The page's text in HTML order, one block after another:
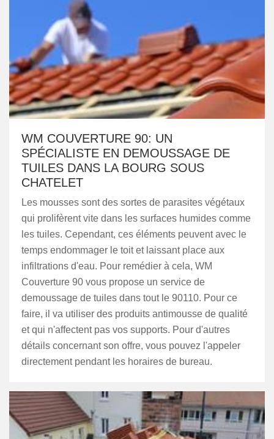
WM COUVERTURE 90: UN
SPÉCIALISTE EN DEMOUSSAGE DE
TUILES DANS LA BOURG SOUS
CHATELET
Les mousses sont des sortes de parasites végétaux
qui prolifèrent vite dans les surfaces humides comme
les tuiles. Cependant, ces éléments peuvent avec le
temps endommager le toit et laissant place aux
infiltrations d'eau. Pour remédier à cela, WM
Couverture 90 vous propose un service de
demoussage de tuiles dans tout le 90110. Pour ce
faire, il va utiliser des produits antimousse de qualité
et qui n'affectent pas vos supports. Pour d'autres
détails concernant son offre, vous pouvez l'appeler
directement pendant les horaires de bureau.